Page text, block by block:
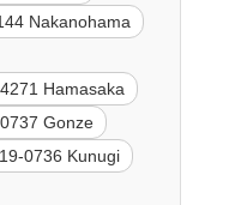
Nakanohama
Hamasaka
Gonze
0736 Kunugi